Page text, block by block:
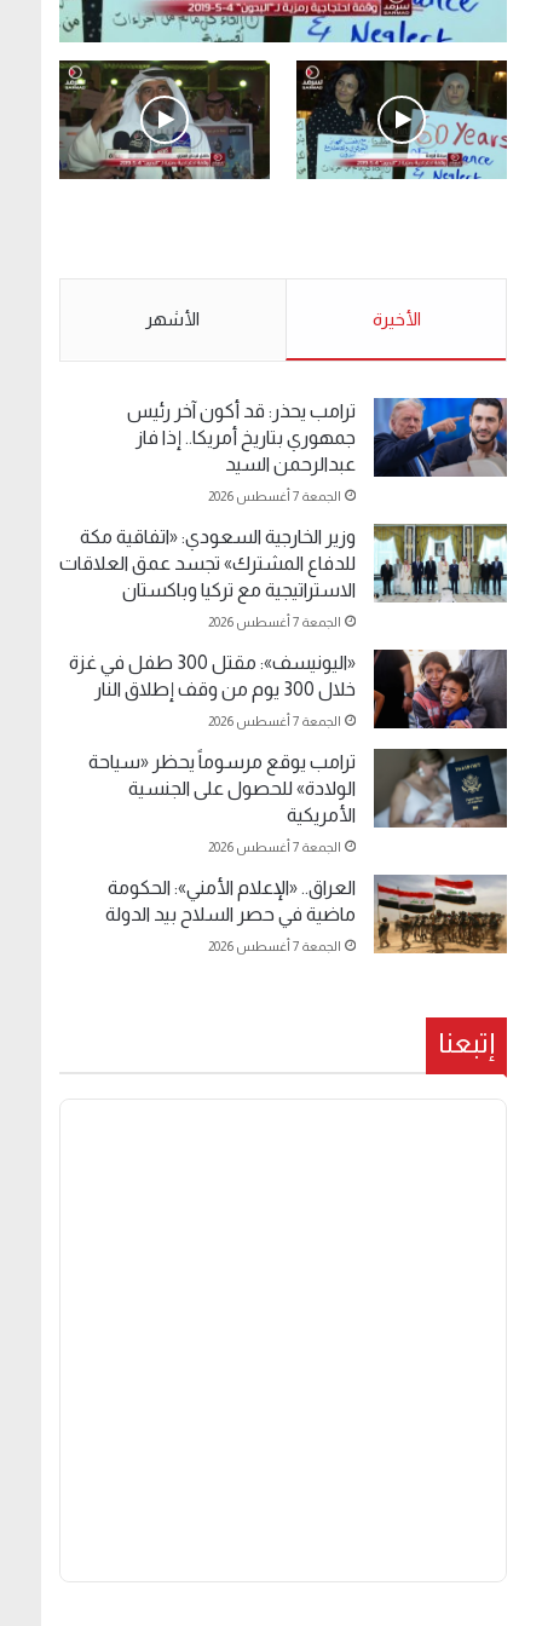
.وقفة احتجاجية رمزية لـ”#البدون” في ساحة الإرادة
الأحد 5 مايو 2019
مخدرات يعني ولا خمر؟!.
الأخيرة الأشهر
ترامب يحذر: قد أكون آخر رئيس
جمهوري بتاريخ أمريكا.. إذا فاز
عبدالرحمن السيد
الجمعة 7 أغسطس 2026
وزير الخارجية السعودي: «اتفاقية مكة
للدفاع المشترك» تجسد عمق العلاقات
الاستراتيجية مع تركيا وباكستان
الجمعة 7 أغسطس 2026
«اليونيسف»: مقتل 300 طفل في غزة
خلال 300 يوم من وقف إطلاق النار
الجمعة 7 أغسطس 2026
ترامب يوقع مرسوماً يحظر «سياحة
الولادة» للحصول على الجنسية
الأمريكية
الجمعة 7 أغسطس 2026
العراق.. «الإعلام الأمني»: الحكومة
ماضية في حصر السلاح بيد الدولة
الجمعة 7 أغسطس 2026
إتبعنا